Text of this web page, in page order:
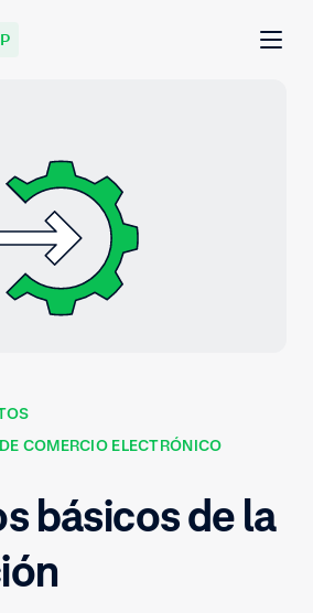
COMERCIO ELECTRÓNICO
básicos de la